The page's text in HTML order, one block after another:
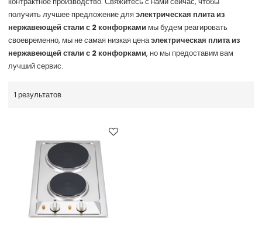
получить лучшее предложение дляэлектрическая плита из
нержавеющей стали с 2 конфорками мы будем реагировать
своевременно, мы не самая низкая ценаэлектрическая плита из
нержавеющей стали с 2 конфорками, но мы предоставим вам
лучший сервис.
1 результатов